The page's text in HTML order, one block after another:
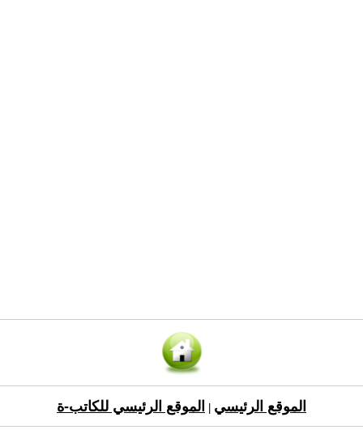
الموقع الرئيسي الموقع الرئيسي للكاتب-ة